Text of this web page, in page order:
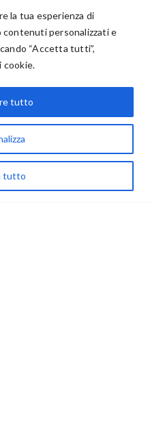
la tua esperienza di
personalizzati e
“Accetta tutti”,
cookie.
tutto
tutto